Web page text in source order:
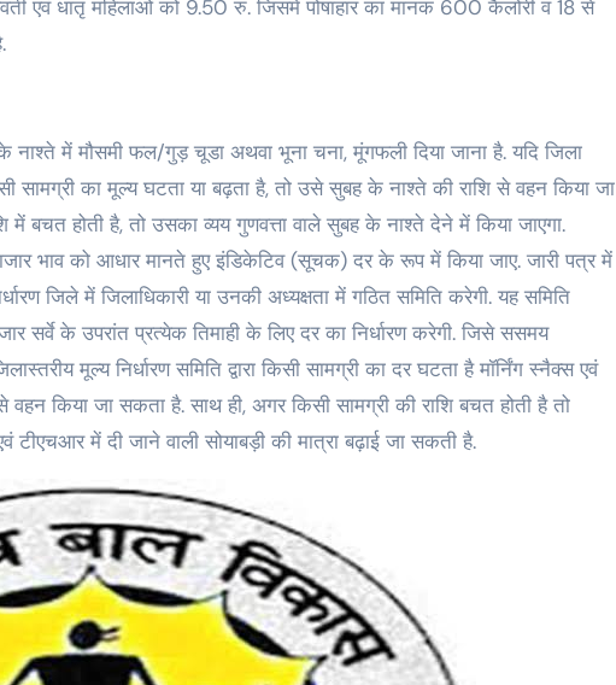
एवं धातृ महिलाओं को 9.50 रु. जिसमें पोषाहार का मानक 600 कैलोरी व 18 से
नाश्ते में मौसमी फल/गुड़ चूडा अथवा भूना चना, मूंगफली दिया जाना है. यदि जिला
सामग्री का मूल्य घटता या बढ़ता है, तो उसे सुबह के नाश्ते की राशि से वहन किया जा
में बचत होती है, तो उसका व्यय गुणवत्ता वाले सुबह के नाश्ते देने में किया जाएगा.
भाव को आधार मानते हुए इंडिकेटिव (सूचक) दर के रूप में किया जाए. जारी पत्र में
जिले में जिलाधिकारी या उनकी अध्यक्षता में गठित समिति करेगी. यह समिति
सर्वे के उपरांत प्रत्येक तिमाही के लिए दर का निर्धारण करेगी. जिसे ससमय
मूल्य निर्धारण समिति द्वारा किसी सामग्री का दर घटता है मॉर्निंग स्नैक्स एवं
वहन किया जा सकता है. साथ ही, अगर किसी सामग्री की राशि बचत होती है तो
टीएचआर में दी जाने वाली सोयाबड़ी की मात्रा बढ़ाई जा सकती है.